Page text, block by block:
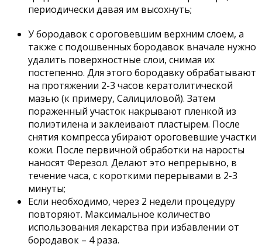
периодически давая им высохнуть;
У бородавок с ороговевшим верхним слоем, а
также с подошвенных бородавок вначале нужно
удалить поверхностные слои, снимая их
постепенно. Для этого бородавку обрабатывают
на протяжении 2-3 часов кератолитической
мазью (к примеру, Салициловой). Затем
пораженный участок накрывают пленкой из
полиэтилена и заклеивают пластырем. После
снятия компресса убирают ороговевшие участки
кожи. После первичной обработки на наросты
наносят Ферезол. Делают это непрерывно, в
течение часа, с короткими перерывами в 2-3
минуты;
Если необходимо, через 2 недели процедуру
повторяют. Максимальное количество
использования лекарства при избавлении от
бородавок – 4 раза.